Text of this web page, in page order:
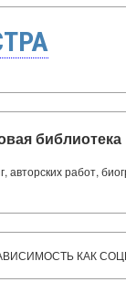
библиотека
авторских работ,
КАК